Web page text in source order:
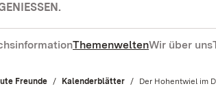
ThemenweltenWir über uns
Freunde Kalenderblätter Aktuell:
Der Hohentwiel im